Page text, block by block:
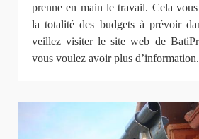
prenne en main le travail. Cela
la totalité des budgets à prévoir
veillez visiter le site web de
vous voulez avoir plus d’information.